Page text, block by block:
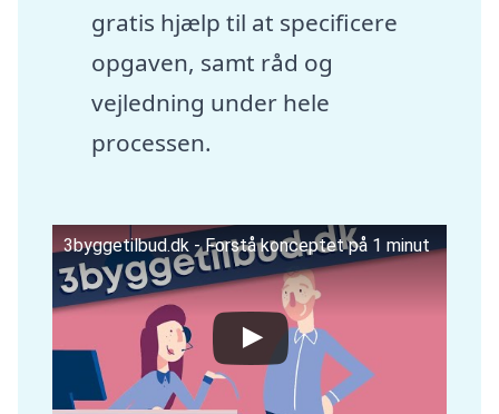
gratis hjælp til at specificere
opgaven, samt råd og
vejledning under hele
processen.
3byggetilbud.dk - Forstå konceptet på 1 minut